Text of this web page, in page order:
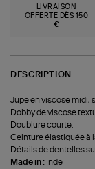
LIVRAISON
OFFERTE DÈS 150
€
DESCRIPTION
Jupe en viscose midi,
Dobby de viscose
Doublure courte.
Ceinture élastiquée à
Détails de dentelles
Made in : Inde